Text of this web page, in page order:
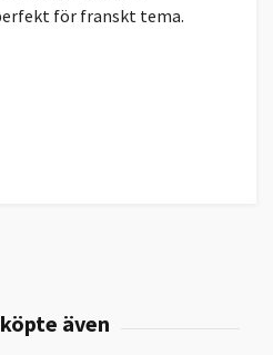
för franskt tema.